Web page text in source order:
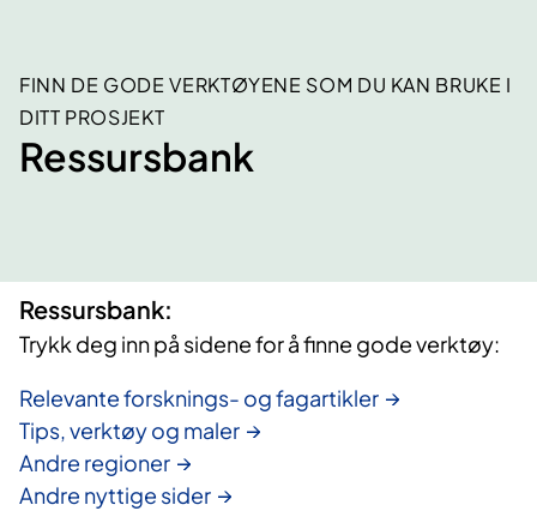
FINN DE GODE VERKTØYENE SOM DU KAN BRUKE I
DITT PROSJEKT
Ressursbank
Ressursbank:
Trykk deg inn på sidene for å finne gode verktøy:
Relevante forsknings- og fagartikler
Tips, verktøy og maler
Andre regioner
Andre nyttige sider